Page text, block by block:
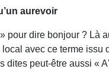
aurevoir
pour dire bonjour ? Là
local avec ce terme issu
dites peut-être aussi «